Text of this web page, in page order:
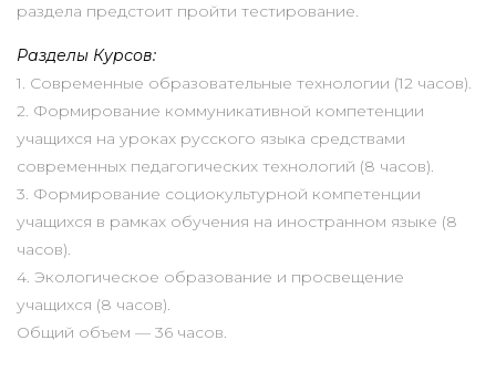
раздела предстоит пройти тестирование.
Разделы Курсов:
1. Современные образовательные технологии (12 часов).
2. Формирование коммуникативной компетенции
учащихся на уроках русского языка средствами
современных педагогических технологий (8 часов).
3. Формирование социокультурной компетенции
учащихся в рамках обучения на иностранном языке (8
часов).
4. Экологическое образование и просвещение
учащихся (8 часов).
Общий объем — 36 часов.